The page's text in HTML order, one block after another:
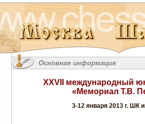
Основная информация
XXVII международный
«Мемориал Т.В.
3-12 января 2013 г. ШК